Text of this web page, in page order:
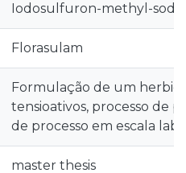
Iodosulfuron-methyl-
Florasulam
Formulação de um
tensioativos, processo de
de processo em escala
master thesis